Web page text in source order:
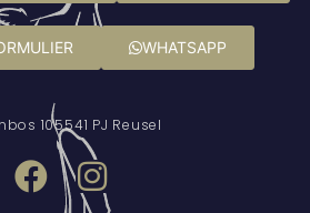
WHATSAPP
105541 PJ Reusel